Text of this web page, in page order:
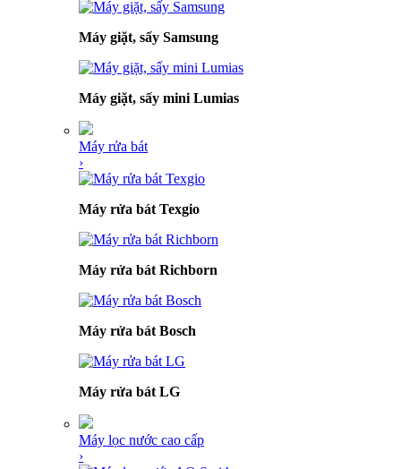
Máy giặt, sấy Samsung
Máy giặt, sấy mini Lumias
Máy rửa bát
›
Máy rửa bát Texgio
Máy rửa bát Richborn
Máy rửa bát Bosch
Máy rửa bát LG
Máy lọc nước cao cấp
›